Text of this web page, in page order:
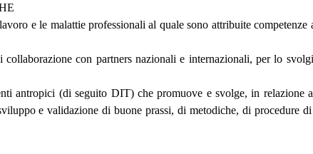
e le malattie professionali al quale sono attribuite competenze
con partners nazionali e internazionali, per lo
antropici (di seguito DIT) che promuove e svolge, in relazione
e validazione di buone prassi, di metodiche, di procedure